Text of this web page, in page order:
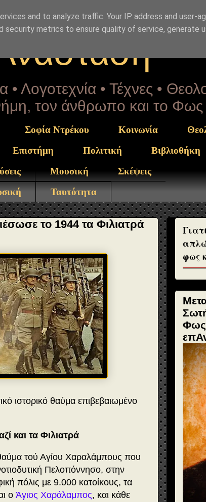
Λογοτεχνία • Τέχνες •
τον άνθρωπο και το Φως
Σοφία Ντρέκου Κοινωνία
Επιστήμη Πολιτική Βιβλιοθήκη
Μουσική
Σκέψεις
Ταυτότητα
το 1944 τα Φιλιατρά
ιστορικό θαύμα επιβεβαιωμένο
και τα Φιλιατρά
θαύμα τού Αγίου Χαραλάμπους που
Πελοπόννησο, στην
πόλις με 9.000 κατοίκους, τα
ο Άγιος Χαράλαμπος, και κάθε
φως
Φως
and to analyze traffic. Your IP address and user-
security metrics to ensure quality of service, generate